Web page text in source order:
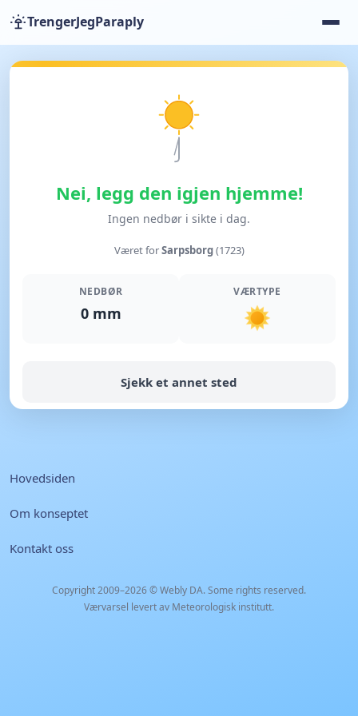
TrengerJegParaply
Nei, legg den igjen hjemme!
Ingen nedbør i sikte i dag.
Været forSarpsborg(1723)
NEDBØR
0 mm
VÆRTYPE
Sjekk et annet sted
Hovedsiden
Om konseptet
Kontakt oss
Copyright 2009–2026 ©Webly DA. Some rights reserved.
Værvarsel levert av Meteorologisk institutt.